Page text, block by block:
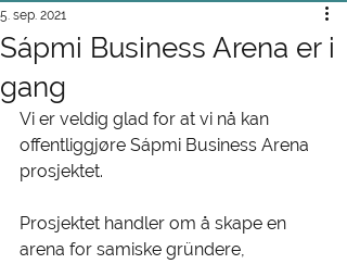
Sápmi Business Arena er i
gang
5. sep. 2021
Vi er veldig glad for at vi nå kan
offentliggjøre Sápmi Business Arena
prosjektet.
Prosjektet handler om å skape en
arena for samiske gründere,